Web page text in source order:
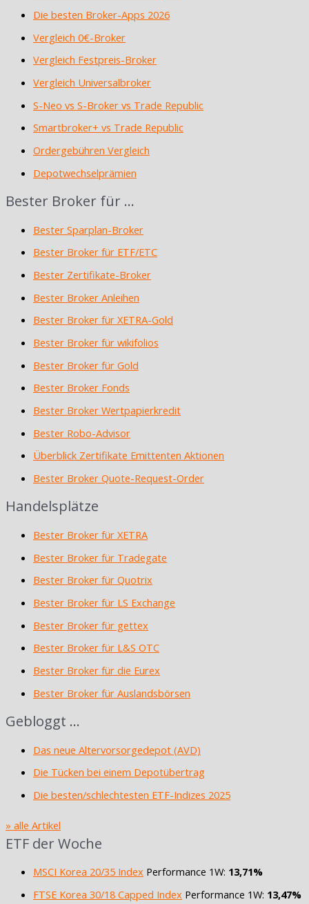
Die besten Broker-Apps 2026
Vergleich 0€-Broker
Vergleich Festpreis-Broker
Vergleich Universalbroker
S-Neo vs S-Broker vs Trade Republic
Smartbroker+ vs Trade Republic
Ordergebühren Vergleich
Depotwechselprämien
Bester Broker für …
Bester Sparplan-Broker
Bester Broker für ETF/ETC
Bester Zertifikate-Broker
Bester Broker Anleihen
Bester Broker für XETRA-Gold
Bester Broker für wikifolios
Bester Broker für Gold
Bester Broker Fonds
Bester Broker Wertpapierkredit
Bester Robo-Advisor
Überblick Zertifikate Emittenten Aktionen
Bester Broker Quote-Request-Order
Handelsplätze
Bester Broker für XETRA
Bester Broker für Tradegate
Bester Broker für Quotrix
Bester Broker für LS Exchange
Bester Broker für gettex
Bester Broker für L&S OTC
Bester Broker für die Eurex
Bester Broker für Auslandsbörsen
Gebloggt …
Das neue Altervorsorgedepot (AVD)
Die Tücken bei einem Depotübertrag
Die besten/schlechtesten ETF-Indizes 2025
» alle Artikel
ETF der Woche
MSCI Korea 20/35 Index Performance 1W: 13,71%
FTSE Korea 30/18 Capped Index Performance 1W: 13,47%